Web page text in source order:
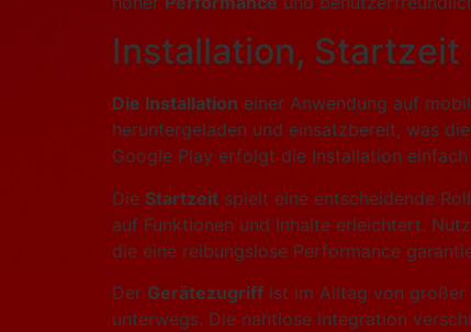
Installation,
Die Installation einer Anwendung auf
heruntergeladen und einsatzbereit, was
Google Play erfolgt die Installation
Die Startzeit spielt eine entscheidende
auf Funktionen und Inhalte erleichtert.
die eine reibungslose Performance
Der Gerätezugriff ist im Alltag von großer
unterwegs. Die nahtlose Integration